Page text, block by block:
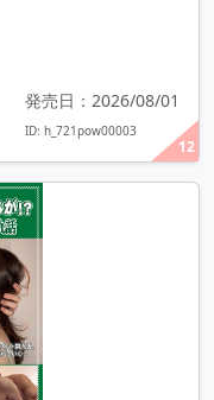
12
発売日：2026/08/01
ID: h_721pow00003